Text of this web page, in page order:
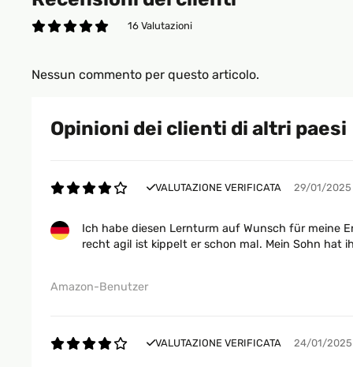
16 Valutazioni
Nessun commento per questo articolo.
Opinioni dei clienti di altri paesi
VALUTAZIONE VERIFICATA 29/01/2025
Ich habe diesen Lernturm auf Wunsch für meine
recht agil ist kippelt er schon mal. Mein Sohn hat
Amazon-Benutzer
VALUTAZIONE VERIFICATA 24/01/2025